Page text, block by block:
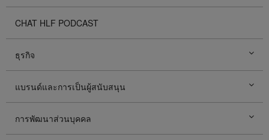
CHAT HLF PODCAST
ธุรกิจ
แบรนด์และการเป็นผู้สนับสนุน
การพัฒนาส่วนบุคคล